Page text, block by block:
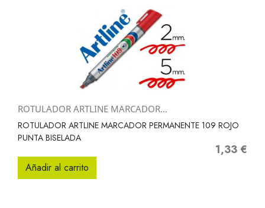
ROTULADOR ARTLINE MARCADOR...
ROTULADOR ARTLINE MARCADOR PERMANENTE 109 ROJO
PUNTA BISELADA
Precio
1,33 €
Añadir al carrito